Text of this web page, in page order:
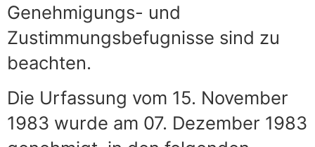
Genehmigungs- und
Zustimmungsbefugnisse sind zu
beachten.
Die Urfassung vom 15. November
1983 wurde am 07. Dezember 1983